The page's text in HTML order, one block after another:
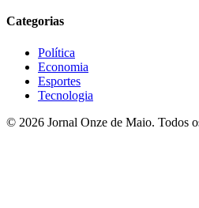
Categorias
Política
Economia
Esportes
Tecnologia
© 2026 Jornal Onze de Maio. Todos